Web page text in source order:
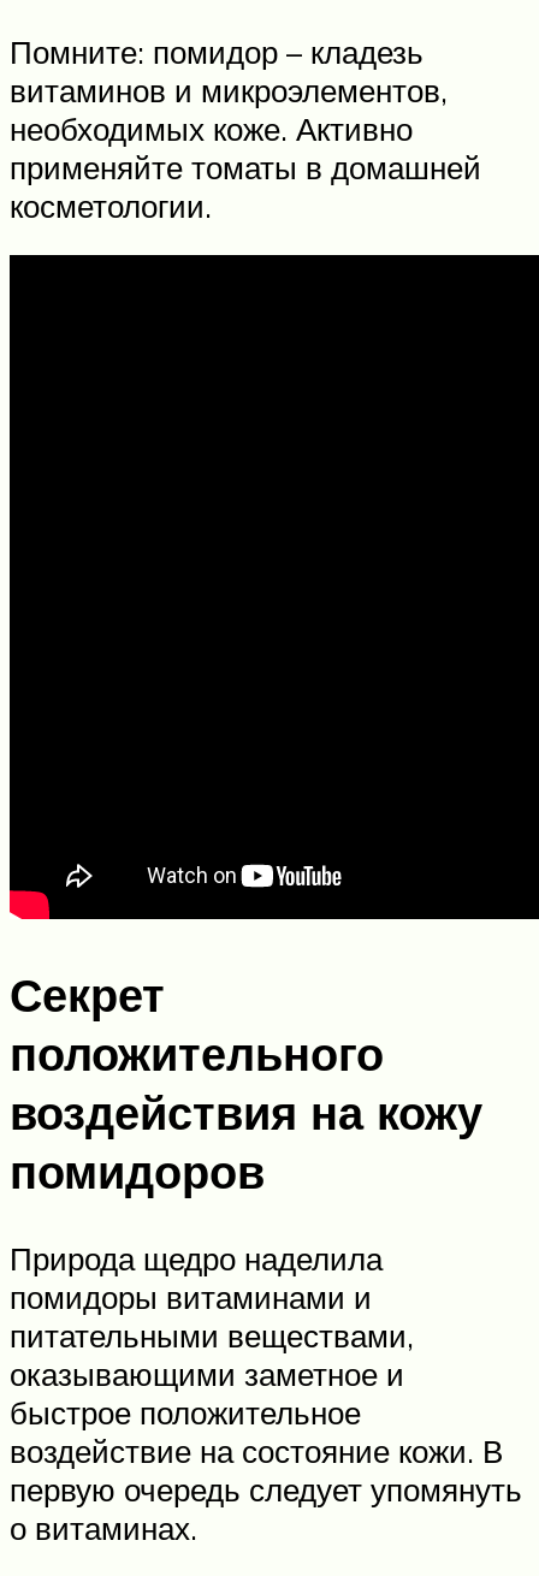
Помните: помидор – кладезь
витаминов и микроэлементов,
необходимых коже. Активно
применяйте томаты в домашней
косметологии.
Секрет
положительного
воздействия на кожу
помидоров
Природа щедро наделила
помидоры витаминами и
питательными веществами,
оказывающими заметное и
быстрое положительное
воздействие на состояние кожи. В
первую очередь следует упомянуть
о витаминах.